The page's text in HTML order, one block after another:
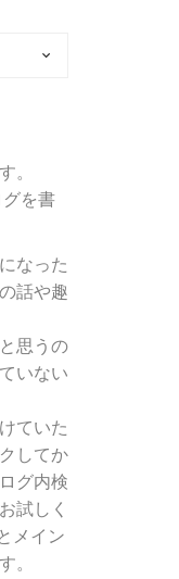
。
グを書
なった
話や趣
思うの
いない
ていた
してか
グ内検
試しく
メイン
。